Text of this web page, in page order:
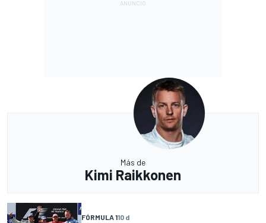
Más de
Kimi Raikkonen
FÓRMULA 110 d